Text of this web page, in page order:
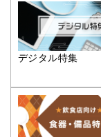
デジタル特集